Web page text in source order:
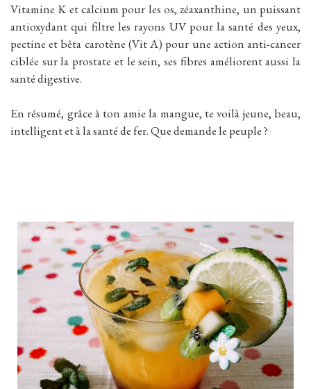
Vitamine K et calcium pour les os, zéaxanthine, un puissant
antioxydant qui filtre les rayons UV pour la santé des yeux,
pectine et bêta carotène (Vit A) pour une action anti-cancer
ciblée sur la prostate et le sein, ses fibres améliorent aussi la
santé digestive.
En résumé, grâce à ton amie la mangue, te voilà jeune, beau,
intelligent et à la santé de fer. Que demande le peuple ?